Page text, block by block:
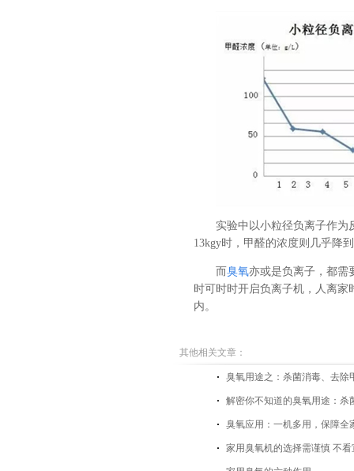
实验中以小粒径负离子作为
13kgy时，甲醛的浓度则几乎降
而臭氧亦或是负离子，都需
时可时时开启负离子机，人离
内。
其他相关文章：
臭氧用途之：杀菌消毒、去除
解密你不知道的臭氧用途：杀
臭氧应用：一机多用，保障全
家用臭氧机的选择需谨慎 不